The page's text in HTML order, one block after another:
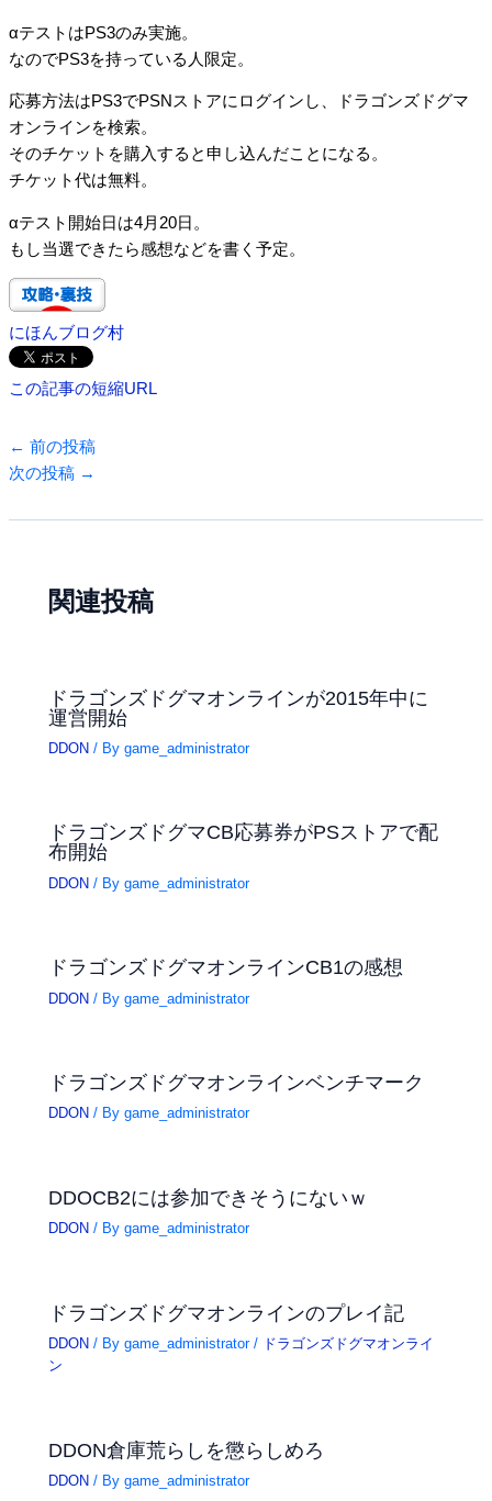
αテストはPS3のみ実施。
なのでPS3を持っている人限定。
応募方法はPS3でPSNストアにログインし、ドラゴンズドグマ
オンラインを検索。
そのチケットを購入すると申し込んだことになる。
チケット代は無料。
αテスト開始日は4月20日。
もし当選できたら感想などを書く予定。
にほんブログ村
この記事の短縮URL
← 前の投稿
次の投稿 →
関連投稿
ドラゴンズドグマオンラインが2015年中に
運営開始
DDON / Bygame_administrator
ドラゴンズドグマCB応募券がPSストアで配
布開始
DDON / Bygame_administrator
ドラゴンズドグマオンラインCB1の感想
DDON / Bygame_administrator
ドラゴンズドグマオンラインベンチマーク
DDON / Bygame_administrator
DDOCB2には参加できそうにないｗ
DDON / Bygame_administrator
ドラゴンズドグマオンラインのプレイ記
DDON / Bygame_administrator/ ドラゴンズドグマオンライ
ン
DDON倉庫荒らしを懲らしめろ
DDON / Bygame_administrator